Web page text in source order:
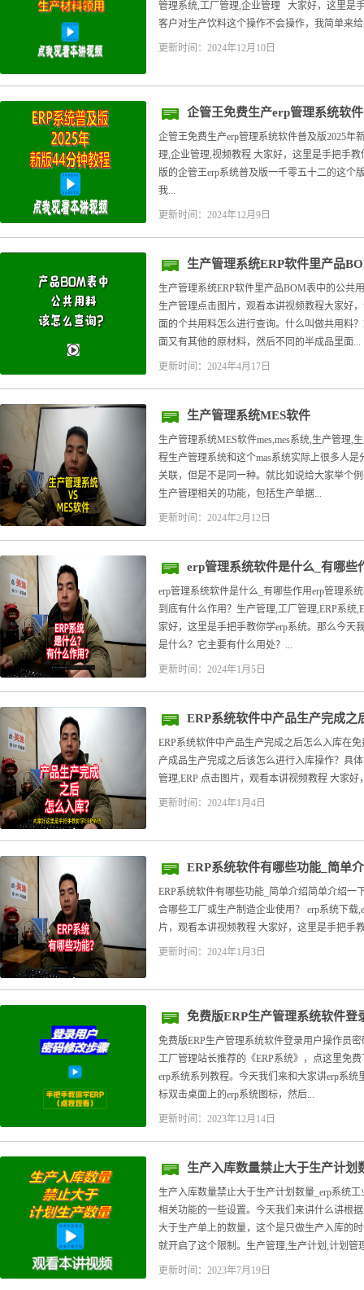
管理系统,工厂管理,企业管理 大家好，这里是
客户对生产饮料这个操作不会操作，我简单来
更新时间：2024年12月10日
企管王免费生产erp管理系统软
企管王免费生产erp管理系统软件普及版2025年
理,企业管理,视频教程 大家好，这里是手把手
版的企管王erp系统普及版一千零五十二的这个
我...
更新时间：2024年12月9日
生产管理系统ERP软件里产品
生产管理系统ERP软件里产品BOM表中的公共
生产管理点击图片，观看本讲视频教程大家好
面的个共用料怎么进行查询。什么叫做共用料
面又有其他的原材料，然后不同的半成品里面...
更新时间：2024年4月17日
生产管理系统MES软件
生产管理系统MES软件mes,mes系统,生产管理,
程生产管理系统和这个mas系统实际上很多人
关联，但是不是同一种。就比如说给大家举个
生产管理相关的功能，包括生产单据...
更新时间：2024年2月12日
erp管理系统软件是什么_有哪些
erp管理系统软件是什么_有哪些作用erp管理系
到底有什么作用？生产管理,工厂管理,ERP系统
家好，这里是手把手教你学erp系统。那么今天
是什么？它主要有什么用处？...
更新时间：2024年1月5日
ERP系统软件中产品生产完成之
ERP系统软件中产品生产完成之后怎么入库在
产成品生产完成之后该怎么进行入库操作？具
管理,ERP 点击图片，观看本讲视频教程 大家好
更新时间：2024年1月4日
ERP系统软件有哪些功能_简单
ERP系统软件有哪些功能_简单介绍简单介绍一
合哪些工厂或生产制造企业使用？ erp系统下载
片，观看本讲视频教程 大家好，这里是手把手
更新时间：2024年1月3日
免费版ERP生产管理系统软件登
免费版ERP生产管理系统软件登录用户操作员
工厂管理站长推荐的《ERP系统》，点这里免
erp系统系列教程。今天我们来和大家讲erp系
标双击桌面上的erp系统图标，然后...
更新时间：2023年12月14日
生产入库数量禁止大于生产计划
生产入库数量禁止大于生产计划数量_erp系统
相关功能的一些设置。今天我们来讲什么讲根
大于生产单上的数量，这个是只做生产入库的
就开启了这个限制。生产管理,生产计划,计划管
更新时间：2023年7月19日